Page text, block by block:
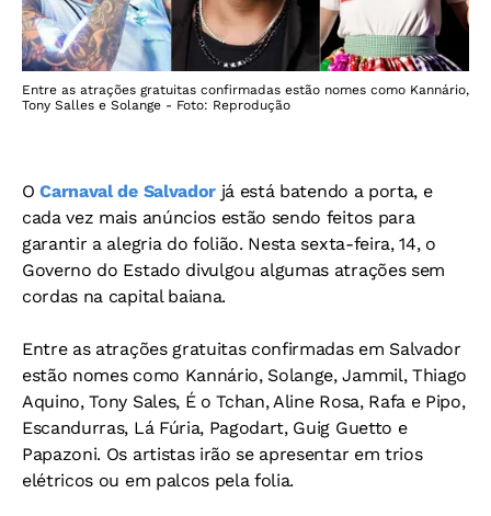
Entre as atrações gratuitas confirmadas estão nomes como Kannário,
Tony Salles e Solange - Foto: Reprodução
OCarnaval de Salvadorjá está batendo a porta, e
cada vez mais anúncios estão sendo feitos para
garantir a alegria do folião. Nesta sexta-feira, 14, o
Governo do Estado divulgou algumas atrações sem
cordas na capital baiana.
Entre as atrações gratuitas confirmadas em Salvador
estão nomes como Kannário, Solange, Jammil, Thiago
Aquino, Tony Sales, É o Tchan, Aline Rosa, Rafa e Pipo,
Escandurras, Lá Fúria, Pagodart, Guig Guetto e
Papazoni. Os artistas irão se apresentar em trios
elétricos ou em palcos pela folia.